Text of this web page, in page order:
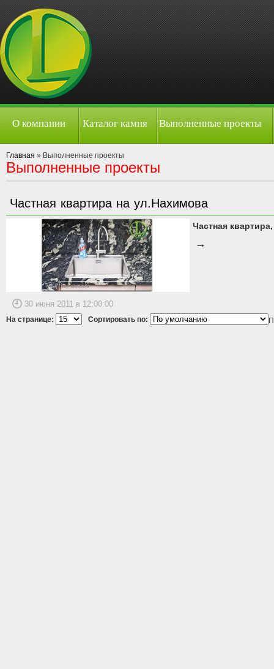
О компании Каталог камня Выполненные проекты
Главная » Выполненные проекты
Выполненные проекты
Частная квартира на ул.Нахимова
Частная
→
30 июня 2011 в 12:00:00
На странице: Сортировать по: